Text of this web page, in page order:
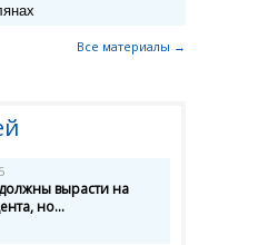
Все материалы →
вырасти на
но...